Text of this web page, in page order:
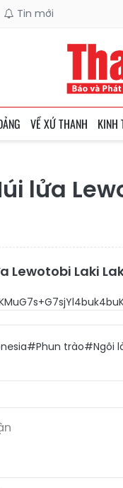
Tin mới
VỀ XỨ THANH KINH
lửa
Lewotobi Laki
#Phun trào#Ngôi